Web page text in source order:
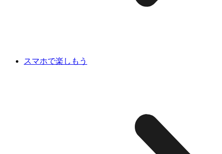
スマホで楽しもう